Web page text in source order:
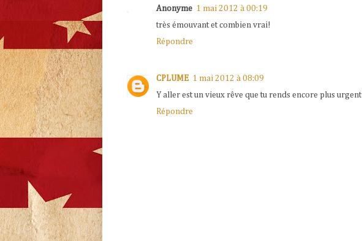
Anonyme 1 mai 2012 à 00:19
très émouvant et combien vrai!
Répondre
CPLUME 1 mai 2012 à 08:09
Y aller est un vieux rêve que tu rends encore plus
Répondre